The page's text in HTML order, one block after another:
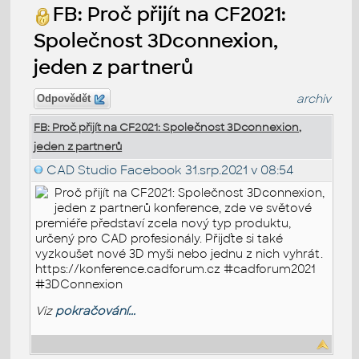
FB: Proč přijít na CF2021:
Společnost 3Dconnexion,
jeden z partnerů
Odpovědět archiv
FB: Proč přijít na CF2021: Společnost 3Dconnexion,
jeden z partnerů
CAD Studio Facebook 31.srp.2021 v 08:54
Proč přijít na CF2021: Společnost 3Dconnexion,
jeden z partnerů konference, zde ve světové
premiéře představí zcela nový typ produktu,
určený pro CAD profesionály. Přijďte si také
vyzkoušet nové 3D myši nebo jednu z nich vyhrát.
https://konference.cadforum.cz #cadforum2021
#3DConnexion
Viz pokračování...